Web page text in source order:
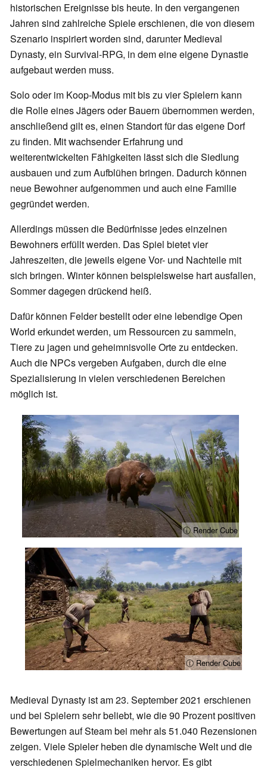
historischen Ereignisse bis heute. In den vergangenen
Jahren sind zahlreiche Spiele erschienen, die von diesem
Szenario inspiriert worden sind, darunter Medieval
Dynasty, ein Survival-RPG, in dem eine eigene Dynastie
aufgebaut werden muss.
Solo oder im Koop-Modus mit bis zu vier Spielern kann
die Rolle eines Jägers oder Bauern übernommen werden,
anschließend gilt es, einen Standort für das eigene Dorf
zu finden. Mit wachsender Erfahrung und
weiterentwickelten Fähigkeiten lässt sich die Siedlung
ausbauen und zum Aufblühen bringen. Dadurch können
neue Bewohner aufgenommen und auch eine Familie
gegründet werden.
Allerdings müssen die Bedürfnisse jedes einzelnen
Bewohners erfüllt werden. Das Spiel bietet vier
Jahreszeiten, die jeweils eigene Vor- und Nachteile mit
sich bringen. Winter können beispielsweise hart ausfallen,
Sommer dagegen drückend heiß.
Dafür können Felder bestellt oder eine lebendige Open
World erkundet werden, um Ressourcen zu sammeln,
Tiere zu jagen und geheimnisvolle Orte zu entdecken.
Auch die NPCs vergeben Aufgaben, durch die eine
Spezialisierung in vielen verschiedenen Bereichen
möglich ist.
ⓘ Render Cube
ⓘ Render Cube
Medieval Dynasty ist am 23. September 2021 erschienen
und bei Spielern sehr beliebt, wie die 90 Prozent positiven
Bewertungen auf Steam bei mehr als 51.040 Rezensionen
zeigen. Viele Spieler heben die dynamische Welt und die
verschiedenen Spielmechaniken hervor. Es gibt